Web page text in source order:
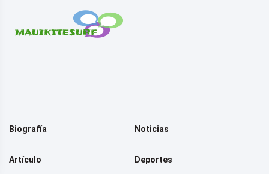
Biografía Noticias
Artículo Deportes